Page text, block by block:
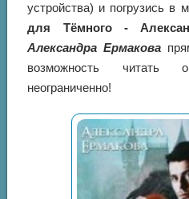
устройства) и погрузись в
для Тёмного -
Александра Ермакова
возможность читать
неограниченно!